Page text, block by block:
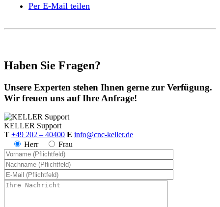
SYMplus™ Support
Per E-Mail teilen
Haben Sie Fragen?
Unsere Experten stehen Ihnen gerne zur Verfügung.
Wir freuen uns auf Ihre Anfrage!
KELLER Support
T +49 202 – 40400 E info@cnc-keller.de
Herr
Frau